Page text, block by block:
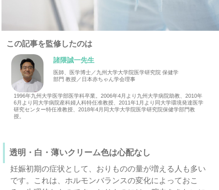
この記事を監修したのは
諸隈誠一先生
医師、医学博士／九州大学大学院医学研究院 保健学
部門 教授／日本赤ちゃん学会理事
1996年九州大学医学部医学科卒業。2006年4月より九州大学病院助教、2010年
6月より同大学病院産科婦人科特任准教授、2011年1月より同大学環境発達医学
研究センター特任准教授、2018年4月同大学大学院医学研究院保健学部門教
授。
透明・白・薄いクリーム色は心配なし
妊娠初期の症状として、おりものの量が増える人も多い
です。これは、ホルモンバランスの変化によっておこ